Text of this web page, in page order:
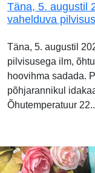
Täna, 5. augustil
vahelduva
Täna, 5. augustil
pilvisusega ilm,
hoovihma sadada.
põhjarannikul
Õhutemperatuur